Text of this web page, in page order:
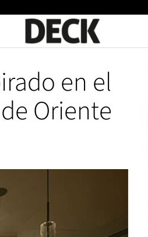
en el
Oriente